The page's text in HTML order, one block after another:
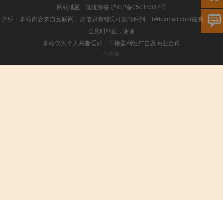
网站地图 | 疑难解答 沪ICP备05015387号
声明：本站内容来自互联网，如信息有错误可发邮件到f_fb#foxmail.com说明，我们
会及时纠正，谢谢
本站仅为个人兴趣爱好，不接盈利性广告及商业合作
小男孩